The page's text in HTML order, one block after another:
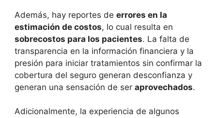
Además, hay reportes de errores en la
estimación de costos, lo cual resulta en
sobrecostos para los pacientes. La falta de
transparencia en la información financiera y la
presión para iniciar tratamientos sin confirmar la
cobertura del seguro generan desconfianza y
generan una sensación de ser aprovechados.
Adicionalmente, la experiencia de algunos